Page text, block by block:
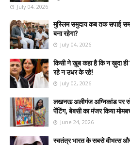
July 04, 2026
मुस्लिम समुदाय कब तक सपाई
बना रहेगा?
July 04, 2026
किसी ने ख़ूब कहा है कि न ख़ुदा
रहे न उधर के रहे!
July 02, 2026
लखनऊ अलीगंज अग्निकांड पर
पेंटिंग, बेबसी का मंजर किया
June 24, 2026
स्वतंत्र भारत के सबसे वीभत्स